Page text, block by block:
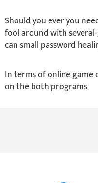
Should you ever you
fool around with
can small password
In terms of online game
on the both programs